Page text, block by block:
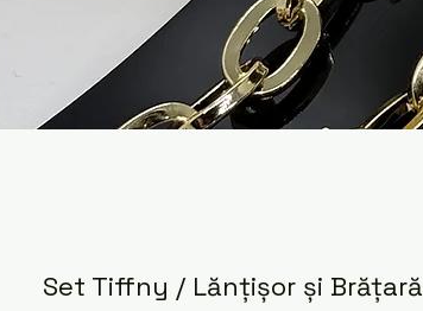
Set Tiffny / Lănțișor și Brățară